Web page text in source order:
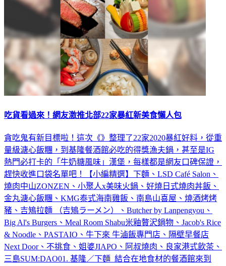
吃貨看過來！網友激推北部22家暴紅新美食懶人包
貪吃鬼有新目標啦！這次《》整理了22家2020暴紅好料，從重
量級溏心飯糰，到基隆餐酒館必吃的得獎漁夫鍋，甚至是IG
熱門必打卡的「牛奶糖風味」漢堡，每樣都是網友口碑保證，
趕快收進口袋名單吧！【小編精選】下麵、LSD Café Salon、
燒肉中山ZONZEN、小聚人x美味火鍋、好燒日式燒肉丼飯、
金丸溏心飯糰、KMG泰式海南雞飯、南島山喜屋、燒酒烤烤
豬、吉鴙拉麵 （吉鴙ラーメン）、Butcher by Lanpengyou、
Big Al's Burgers、Meal Room Shabu米釉贅沢鍋物、Jacob's Rice
& Noodle、PASTAIO、牛下來 牛滷飯專門店、隔壁早餐店
Next Door、不挑食、姐婆JIAPO、阿叔燒肉、良家港式飲茶、
三島SUM:DAO01. 基隆／下麵 結合在地食材的餐酒館來到